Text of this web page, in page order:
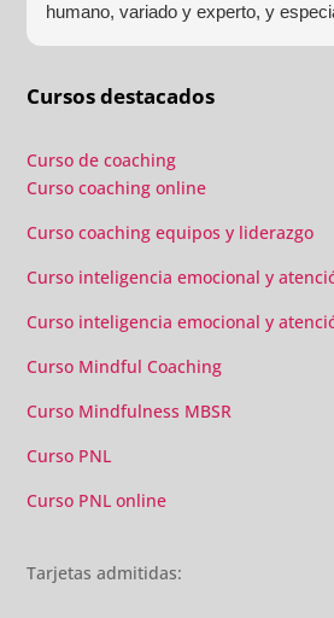
humano, variado y experto, y
añadido con multitud de
gran liderazgo de Beatriz Ricondo!!!
Cursos destacados
Curso de coaching
Curso coaching online
Curso coaching equipos y liderazgo
Curso inteligencia emocional y
Curso inteligencia emocional y
Curso Mindful Coaching
Curso Mindfulness MBSR
Curso PNL
Curso PNL online
Tarjetas admitidas: